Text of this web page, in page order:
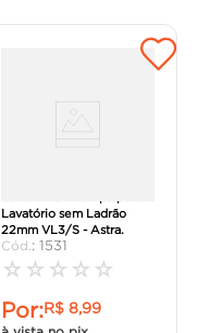
Lavatório sem Ladrão
22mm VL3/S - Astra.
: 1531
☆ ☆ ☆ ☆ ☆
Por:R$ 8,99